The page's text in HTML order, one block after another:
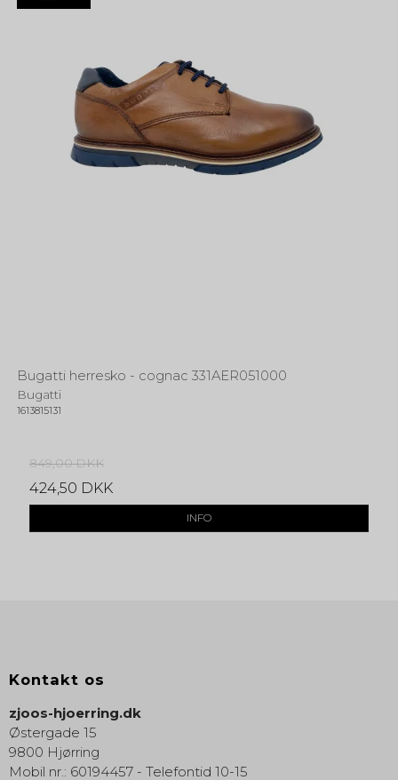
Bugatti herresko - cognac 331AER051000
Bugatti
1613815131
849,00 DKK
424,50 DKK
INFO
Kontakt os
zjoos-hjoerring.dk
Østergade 15
9800 Hjørring
Mobil nr.: 60194457 - Telefontid 10-15